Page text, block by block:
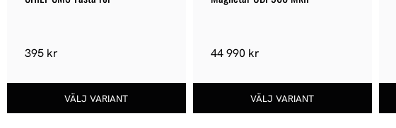
395 kr 44 990 kr